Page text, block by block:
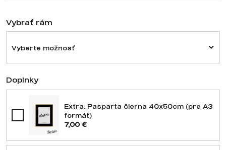
Vybrať rám
Vyberte možnosť
Doplnky
Extra: Pasparta čierna 40x50cm (pre A3
formát)
7,00 €